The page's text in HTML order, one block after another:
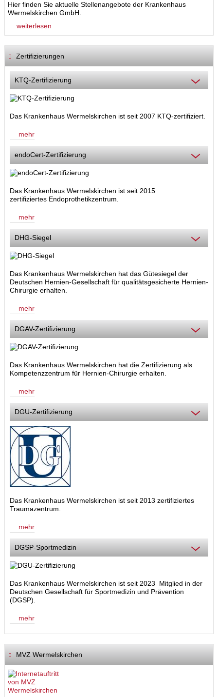
Hier finden Sie aktuelle Stellenangebote der Krankenhaus
Wermelskirchen GmbH.
weiterlesen
Zertifizierungen
KTQ-Zertifizierung
Das Krankenhaus Wermelskirchen ist seit 2007 KTQ-zertifiziert.
mehr
endoCert-Zertifizierung
Das Krankenhaus Wermelskirchen ist seit 2015
zertifiziertes Endoprothetikzentrum.
mehr
DHG-Siegel
Das Krankenhaus Wermelskirchen hat das Gütesiegel der
Deutschen Hernien-Gesellschaft für qualitätsgesicherte Hernien-
Chirurgie erhalten.
mehr
DGAV-Zertifizierung
Das Krankenhaus Wermelskirchen hat die Zertifizierung als
Kompetenzzentrum für Hernien-Chirurgie erhalten.
mehr
DGU-Zertifizierung
Das Krankenhaus Wermelskirchen ist seit 2013 zertifiziertes
Traumazentrum.
mehr
DGSP-Sportmedizin
Das Krankenhaus Wermelskirchen ist seit 2023 Mitglied in der
Deutschen Gesellschaft für Sportmedizin und Prävention
(DGSP).
mehr
MVZ Wermelskirchen